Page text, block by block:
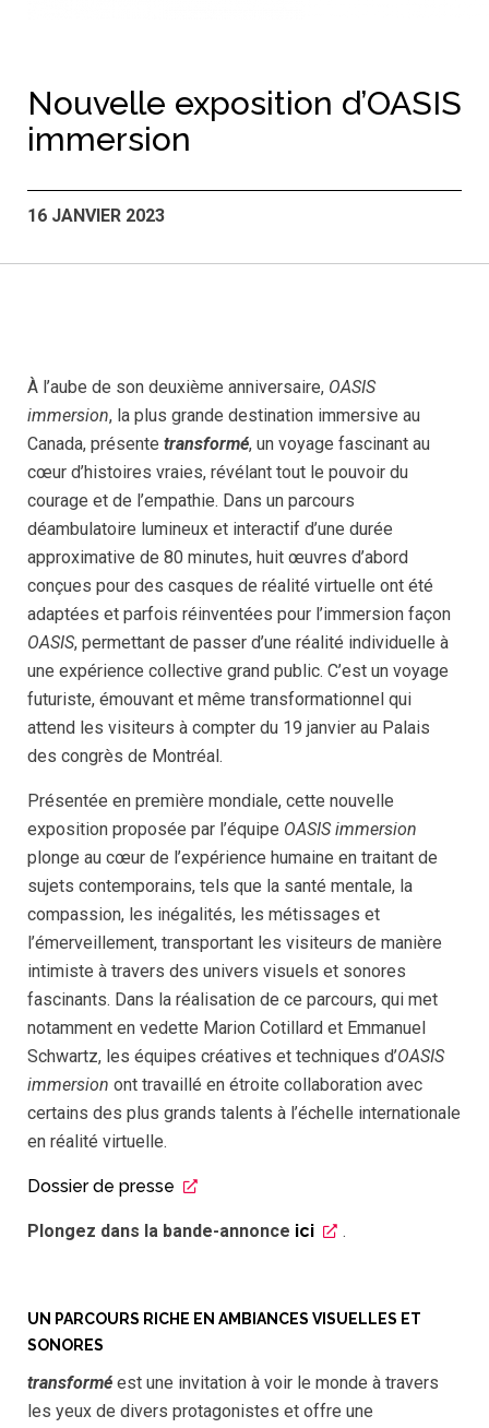
Nouvelle exposition d’OASIS
immersion
16 JANVIER 2023
À l’aube de son deuxième anniversaire, OASIS
immersion, la plus grande destination immersive au
Canada, présente transformé, un voyage fascinant au
cœur d’histoires vraies, révélant tout le pouvoir du
courage et de l’empathie. Dans un parcours
déambulatoire lumineux et interactif d’une durée
approximative de 80 minutes, huit œuvres d’abord
conçues pour des casques de réalité virtuelle ont été
adaptées et parfois réinventées pour l’immersion façon
OASIS, permettant de passer d’une réalité individuelle à
une expérience collective grand public. C’est un voyage
futuriste, émouvant et même transformationnel qui
attend les visiteurs à compter du 19 janvier au Palais
des congrès de Montréal.
Présentée en première mondiale, cette nouvelle
exposition proposée par l’équipe OASIS immersion
plonge au cœur de l’expérience humaine en traitant de
sujets contemporains, tels que la santé mentale, la
compassion, les inégalités, les métissages et
l’émerveillement, transportant les visiteurs de manière
intimiste à travers des univers visuels et sonores
fascinants. Dans la réalisation de ce parcours, qui met
notamment en vedette Marion Cotillard et Emmanuel
Schwartz, les équipes créatives et techniques d’OASIS
immersion ont travaillé en étroite collaboration avec
certains des plus grands talents à l’échelle internationale
en réalité virtuelle.
Dossier de presse
Plongez dans la bande-annonce ici .
UN PARCOURS RICHE EN AMBIANCES VISUELLES ET
SONORES
transformé est une invitation à voir le monde à travers
les yeux de divers protagonistes et offre une